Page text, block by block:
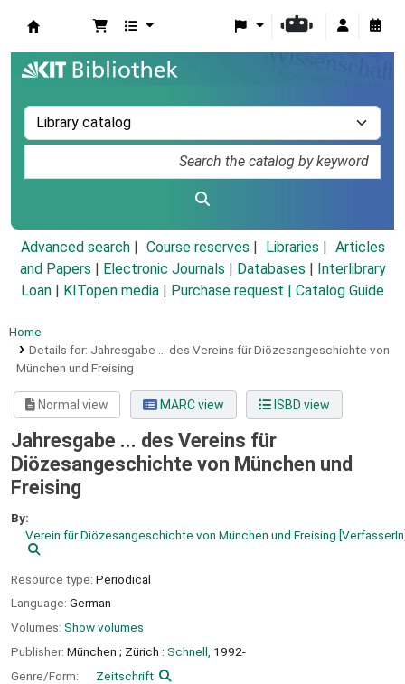
Advanced search Course reserves Libraries
Articles
and Papers
Electronic Journals Databases
Interlibrary
Loan
KITopen media Purchase request | Catalog Guide
Home
Details for: Jahresgabe ... des Vereins für Diözesangeschichte von
München und Freising
Normal view MARC view ISBD view
Jahresgabe ... des Vereins für
Diözesangeschichte von München und
Freising
By:
Verein für Diözesangeschichte von München und Freising
Resource type: Periodical
Language: German
Volumes: Show volumes
Publisher: München ; Zürich : Schnell, 1992-
Genre/Form:
Zeitschrift